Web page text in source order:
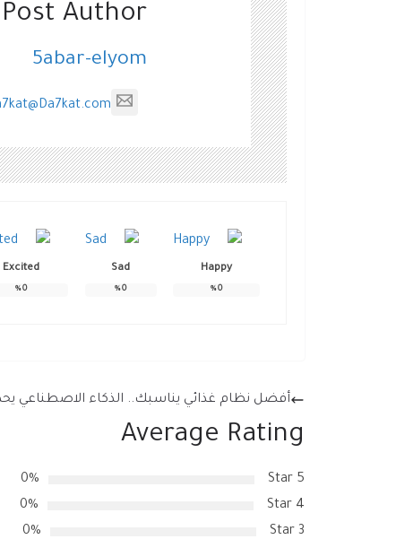
Author
5abar-elyom
Happy
0
%
Sad
0
%
Excited
0
%
أفضل نظام غذائي يناسبك.. الذكاء الاصطناعي
Average Rating
5 Star
0%
4 Star
0%
3 Star
0%